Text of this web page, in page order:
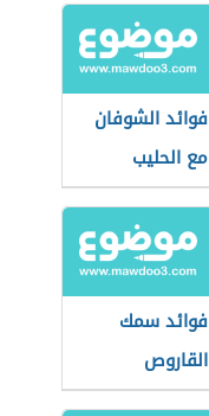
فوائد الشوفان
مع الحليب
فوائد سمك
القاروص